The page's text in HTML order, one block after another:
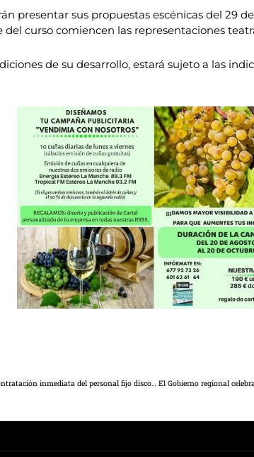
presentar sus propuestas escénicas del 29
curso comiencen las representaciones
de su desarrollo, estará sujeto a las
Se Puede Villarrobledo llevará a Pleno el próximo martes la contratación inmediata del personal fijo discontinuo.